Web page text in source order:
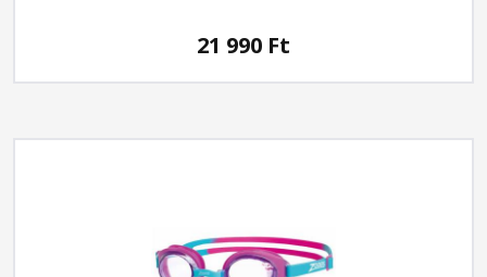
21 990 Ft